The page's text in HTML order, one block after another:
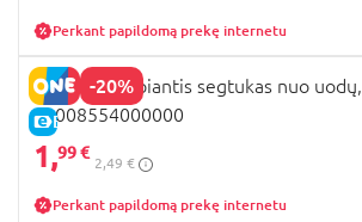
Perkant papildomą prekę internetu
-20%
E-KAINA
CHICCO kvepiantis segtukas nuo uodų,
00008554000000
1,99 €
2,49 €
Perkant papildomą prekę internetu